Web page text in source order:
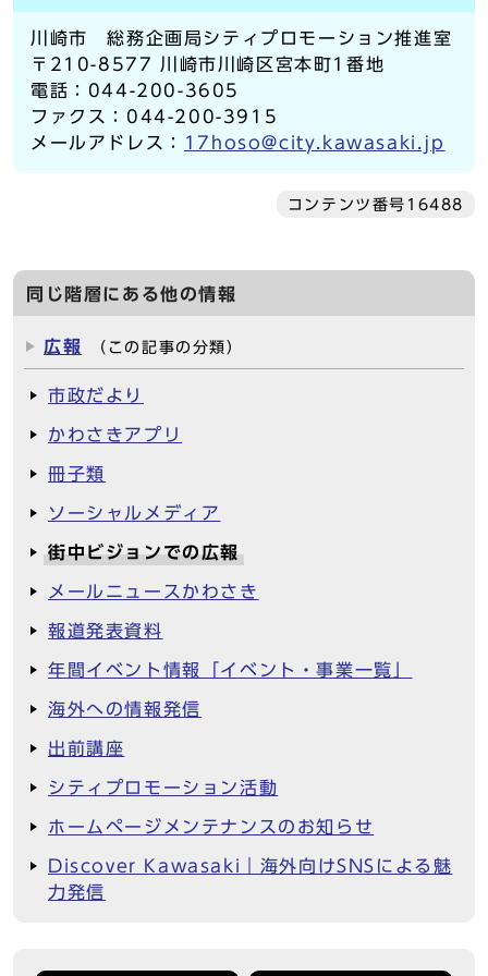
川崎市 総務企画局シティプロモーション推進室
〒210-8577 川崎市川崎区宮本町1番地
電話：044-200-3605
ファクス：044-200-3915
メールアドレス：
17hoso@city.kawasaki.jp
コンテンツ番号16488
同じ階層にある他の情報
広報 （この記事の分類）
市政だより
かわさきアプリ
冊子類
ソーシャルメディア
街中ビジョンでの広報
メールニュースかわさき
報道発表資料
年間イベント情報「イベント・事業一覧」
海外への情報発信
出前講座
シティプロモーション活動
ホームページメンテナンスのお知らせ
Discover Kawasaki｜海外向けSNSによる魅
力発信